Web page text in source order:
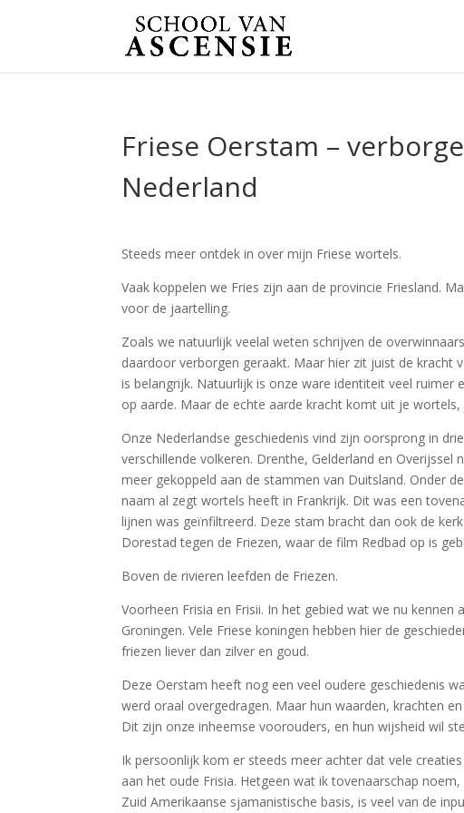
Friese Oerstam –
Nederland
Steeds meer ontdek in over mijn Friese wortels.
Vaak koppelen we Fries zijn aan de provincie Friesland.
voor de jaartelling.
Zoals we natuurlijk veelal weten schrijven de
daardoor verborgen geraakt. Maar hier zit juist de
is belangrijk. Natuurlijk is onze ware identiteit veel ruimer
op aarde. Maar de echte aarde kracht komt uit je
Onze Nederlandse geschiedenis vind zijn oorsprong in
verschillende volkeren. Drenthe, Gelderland en
meer gekoppeld aan de stammen van Duitsland. Onder
naam al zegt wortels heeft in Frankrijk. Dit was een
lijnen was geïnfiltreerd. Deze stam bracht dan ook de
Dorestad tegen de Friezen, waar de film Redbad op is
Boven de rivieren leefden de Friezen.
Voorheen Frisia en Frisii. In het gebied wat we nu
Groningen. Vele Friese koningen hebben hier de
friezen liever dan zilver en goud.
Deze Oerstam heeft nog een veel oudere geschiedenis
werd oraal overgedragen. Maar hun waarden, krachten
Dit zijn onze inheemse voorouders, en hun wijsheid wil
Ik persoonlijk kom er steeds meer achter dat vele
aan het oude Frisia. Hetgeen wat ik tovenaarschap
Zuid Amerikaanse sjamanistische basis, is veel van de